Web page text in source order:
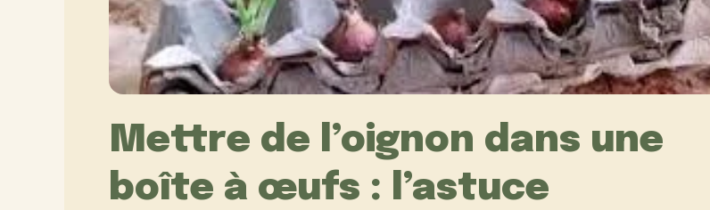
Mettre de l’oignon dans une
boîte à œufs : l’astuce